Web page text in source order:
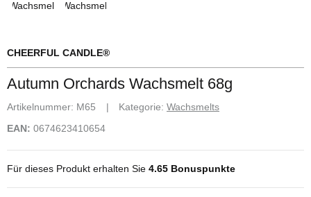
CHEERFUL CANDLE®
Autumn Orchards Wachsmelt 68g
Artikelnummer: M65 Kategorie: Wachsmelts
EAN: 0674623410654
Für dieses Produkt erhalten Sie 4.65 Bonuspunkte